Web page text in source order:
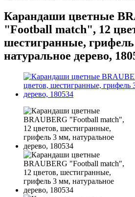
Карандаши цветные
"Football match", 12
шестигранные,
натуральное дерево,